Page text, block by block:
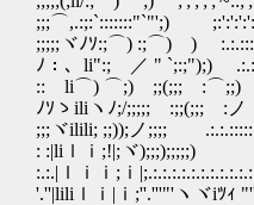
;;;⌒,.:;:`:::::::"`"';)
;;;;;ヾﾉｿ:;⌒) :;⌒) )
ﾉ：、li":; ／ " `;:;");)
:: li⌒) ⌒;) ;;(;;; :⌒;;)
ﾉｿゝiliヽﾉ;/;;;;; :;;(;;; :ノ
;;;ヾilili; ;;));ノ;;;;
: :|liｌｉ;!|;ヾ);;;);;;;;)
:.:.|ｌｉｉ;ｉ
'.''|liliｌｉ|ｉ;''.'''"'ヽ